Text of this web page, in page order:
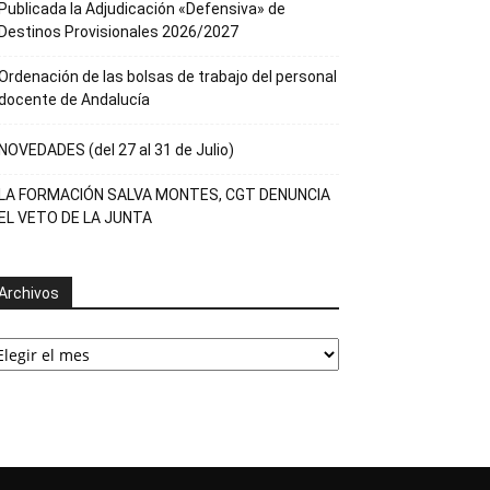
la Adjudicación «Defensiva» de
Provisionales 2026/2027
de las bolsas de trabajo del personal
de Andalucía
(del 27 al 31 de Julio)
FORMACIÓN SALVA MONTES, CGT DENUNCIA
VETO DE LA JUNTA